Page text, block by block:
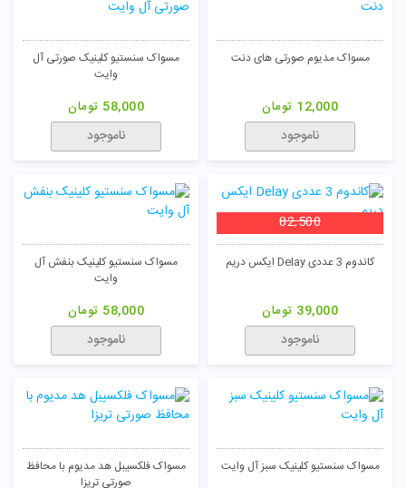
مسواک مدیوم صورتی های دنت
12,000 تومان
ناموجود
مسواک سنستیو کلینیک صورتی آل
وایت
58,000 تومان
ناموجود
کاندوم 3 عددی Delay ایکس دریم
82,500
39,000 تومان
ناموجود
مسواک سنستیو کلینیک بنفش آل
وایت
58,000 تومان
ناموجود
مسواک سنستیو کلینیک سبز آل وایت
مسواک فلکسیبل هد مدیوم با محافظ
صورتی تریزا